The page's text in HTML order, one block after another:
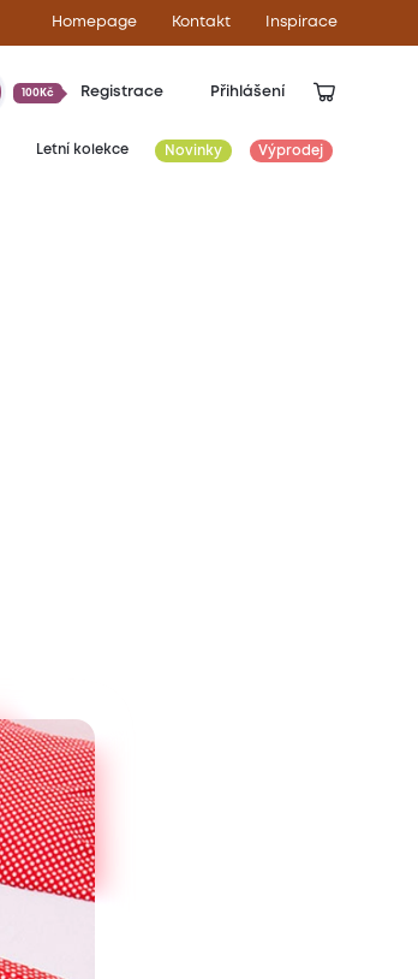
Homepage Kontakt Inspirace
100Kč Registrace Přihlášení
Letní kolekce Novinky Výprodej